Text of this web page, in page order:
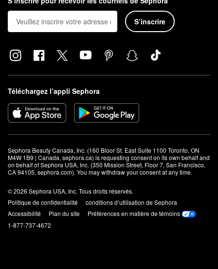
S’inscrire
Téléchargez l’appli Sephora
Sephora Beauty Canada, Inc. (160 Bloor St. East Suite 1100 Toronto, ON
M4W 1B9 | Canada, sephora.ca) is requesting consent on its own behalf and
on behalf of Sephora USA, Inc. (350 Mission Street, Floor 7, San Francisco,
CA 94105, sephora.com). You may withdraw your consent at any time.
© 2026 Sephora USA, Inc. Tous droits réservés.
Politique de confidentialité
conditions d’utilisation de Sephora
Accessibilité
Plan du site
Préférences en matière de témoins
1-877-737-4672